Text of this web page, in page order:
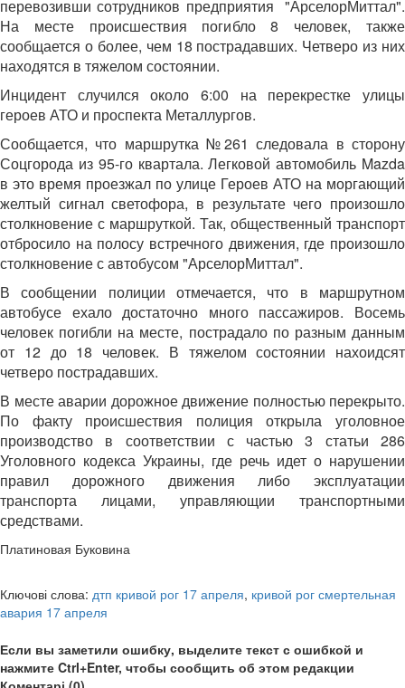
перевозивши сотрудников предприятия "АрселорМиттал".
На месте происшествия погибло 8 человек, также
сообщается о более, чем 18 пострадавших. Четверо из них
находятся в тяжелом состоянии.
Инцидент случился около 6:00 на перекрестке улицы
героев АТО и проспекта Металлургов.
Сообщается, что маршрутка №261 следовала в сторону
Соцгорода из 95-го квартала. Легковой автомобиль Mazda
в это время проезжал по улице Героев АТО на моргающий
желтый сигнал светофора, в результате чего произошло
столкновение с маршруткой. Так, общественный транспорт
отбросило на полосу встречного движения, где произошло
столкновение с автобусом "АрселорМиттал".
В сообщении полиции отмечается, что в маршрутном
автобусе ехало достаточно много пассажиров. Восемь
человек погибли на месте, пострадало по разным данным
от 12 до 18 человек. В тяжелом состоянии нахоидсят
четверо пострадавших.
В месте аварии дорожное движение полностью перекрыто.
По факту происшествия полиция открыла уголовное
производство в соответствии с частью 3 статьи 286
Уголовного кодекса Украины, где речь идет о нарушении
правил дорожного движения либо эксплуатации
транспорта лицами, управляющии транспортными
средствами.
Платиновая Буковина
Ключові слова: дтп кривой рог 17 апреля, кривой рог смертельная
авария 17 апреля
Если вы заметили ошибку, выделите текст с ошибкой и
нажмите Ctrl+Enter, чтобы сообщить об этом редакции